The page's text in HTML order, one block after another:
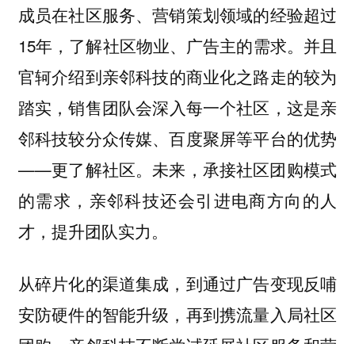
成员在社区服务、营销策划领域的经验超过
15年，了解社区物业、广告主的需求。并且
官轲介绍到亲邻科技的商业化之路走的较为
踏实，销售团队会深入每一个社区，这是亲
邻科技较分众传媒、百度聚屏等平台的优势
——更了解社区。未来，承接社区团购模式
的需求，亲邻科技还会引进电商方向的人
才，提升团队实力。
从碎片化的渠道集成，到通过广告变现反哺
安防硬件的智能升级，再到携流量入局社区